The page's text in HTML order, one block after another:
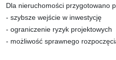
Dla nieruchomości przygotowano
- szybsze wejście w inwestycję
- ograniczenie ryzyk projektowych
- możliwość sprawnego